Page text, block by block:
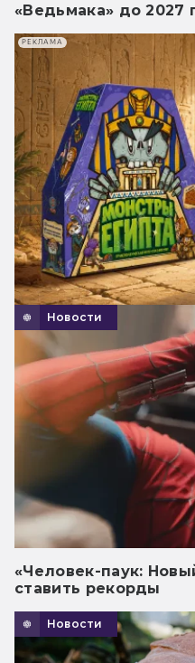
«Ведьмака» до 2027
Новости
«Человек-паук:
ставить рекорды
Новости
РЕКЛАМА